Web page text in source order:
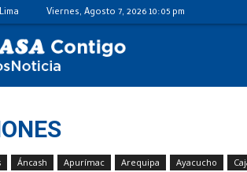
Lima Viernes, Agosto 7, 2026 10:05 pm
Áncash Apurímac Arequipa Ayacucho